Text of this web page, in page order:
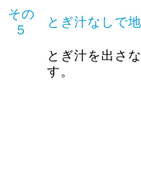
その
５
とぎ汁なしで
とぎ汁を出さ
す。